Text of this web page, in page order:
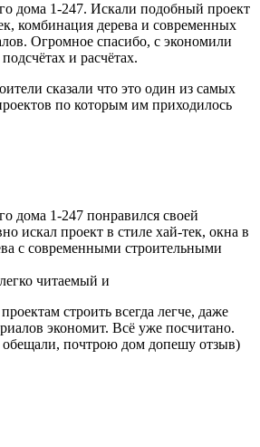
дома 1-247. Искали подобный проект
комбинация дерева и современных
Огромное спасибо, с экономили
и расчётах.
сказали что это один из самых
по которым им приходилось
дома 1-247 понравился своей
искал проект в стиле хай-тек, окна в
с современными строительными
читаемый и
строить всегда легче, даже
экономит. Всё уже посчитано.
обещали, почтрою дом допешу отзыв)